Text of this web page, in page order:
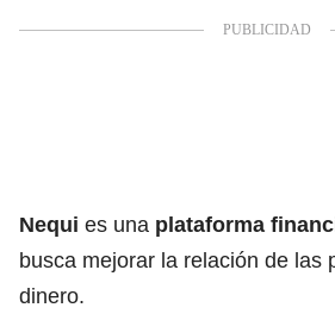
Nequi es una plataforma
busca mejorar la relación de las
dinero.